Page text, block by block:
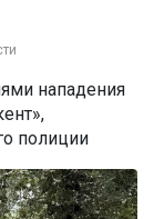
нападения
полиции